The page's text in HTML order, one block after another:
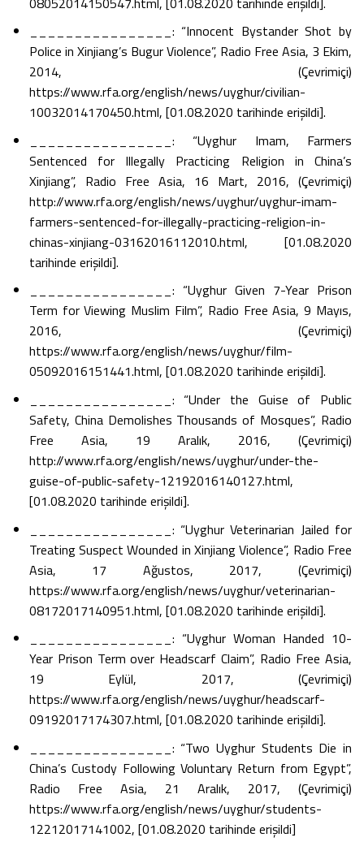
________________: “Innocent Bystander Shot by
Police in Xinjiang’s Bugur Violence”, Radio Free Asia, 3 Ekim,
2014, (Çevrimiçi)
https://www.rfa.org/english/news/uyghur/civilian-
10032014170450.html, [01.08.2020 tarihinde erişildi].
________________: “Uyghur Imam, Farmers
Sentenced for Illegally Practicing Religion in China’s
Xinjiang”, Radio Free Asia, 16 Mart, 2016, (Çevrimiçi)
http://www.rfa.org/english/news/uyghur/uyghur-imam-
farmers-sentenced-for-illegally-practicing-religion-in-
chinas-xinjiang-03162016112010.html, [01.08.2020
tarihinde erişildi].
________________: “Uyghur Given 7-Year Prison
Term for Viewing Muslim Film”, Radio Free Asia, 9 Mayıs,
2016, (Çevrimiçi)
https://www.rfa.org/english/news/uyghur/film-
05092016151441.html, [01.08.2020 tarihinde erişildi].
________________: “Under the Guise of Public
Safety, China Demolishes Thousands of Mosques”, Radio
Free Asia, 19 Aralık, 2016, (Çevrimiçi)
http://www.rfa.org/english/news/uyghur/under-the-
guise-of-public-safety-12192016140127.html,
[01.08.2020 tarihinde erişildi].
________________: “Uyghur Veterinarian Jailed for
Treating Suspect Wounded in Xinjiang Violence”, Radio Free
Asia, 17 Ağustos, 2017, (Çevrimiçi)
https://www.rfa.org/english/news/uyghur/veterinarian-
08172017140951.html, [01.08.2020 tarihinde erişildi].
________________: “Uyghur Woman Handed 10-
Year Prison Term over Headscarf Claim”, Radio Free Asia,
19 Eylül, 2017, (Çevrimiçi)
https://www.rfa.org/english/news/uyghur/headscarf-
09192017174307.html, [01.08.2020 tarihinde erişildi].
________________: “Two Uyghur Students Die in
China’s Custody Following Voluntary Return from Egypt”,
Radio Free Asia, 21 Aralık, 2017, (Çevrimiçi)
https://www.rfa.org/english/news/uyghur/students-
12212017141002, [01.08.2020 tarihinde erişildi]